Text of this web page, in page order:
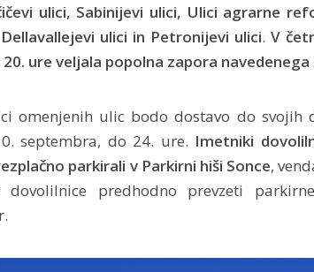
ulici, Sabinijevi ulici, Ulici agrarne
ulici in Petronijevi ulici. V
20. ure veljala popolna zapora
omenjenih ulic bodo dostavo do svojih
septembra, do 24. ure. Imetniki
parkirali v Parkirni hiši Sonce,
dovolilnice predhodno prevzeti